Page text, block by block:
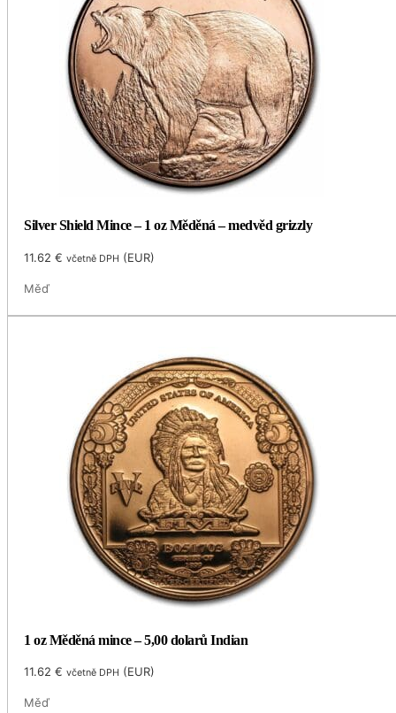
Silver Shield Mince – 1 oz Měděná – medvěd grizzly
11.62€ včetně DPH (EUR)
Měď
1 oz Měděná mince – 5,00 dolarů Indian
11.62€ včetně DPH (EUR)
Měď